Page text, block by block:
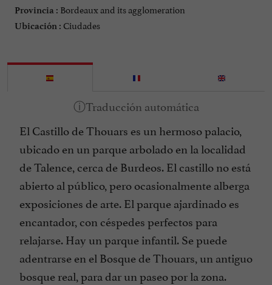
Provincia : Bordeaux and its agglomeration
Ubicación : Ciudades
El Castillo de Thouars es un hermoso palacio,
ubicado en un parque arbolado en la localidad
de Talence, cerca de Burdeos. El castillo no está
abierto al público, pero ocasionalmente alberga
exposiciones de arte. El parque ajardinado es
encantador, con céspedes perfectos para
relajarse. Hay un parque infantil. Se puede
adentrarse en el Bosque de Thouars, un antiguo
bosque real, para dar un paseo por la zona.